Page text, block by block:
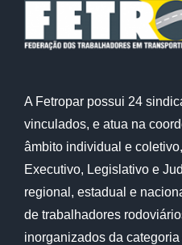
A Fetropar possui 24
vinculados, e atua na
âmbito individual e
Executivo, Legislativo e
regional, estadual e
de trabalhadores
inorganizados da